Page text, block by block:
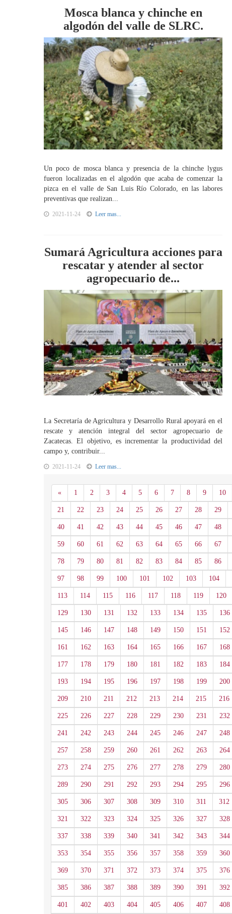
Mosca blanca y chinche en
algodón del valle de SLRC.
Un poco de mosca blanca y presencia de la chinche lygus
fueron localizadas en el algodón que acaba de comenzar la
pizca en el valle de San Luis Río Colorado, en las labores
preventivas que realizan...
2021-11-24 Leer mas...
Sumará Agricultura acciones para
rescatar y atender al sector
agropecuario de...
La Secretaría de Agricultura y Desarrollo Rural apoyará en el
rescate y atención integral del sector agropecuario de
Zacatecas. El objetivo, es incrementar la productividad del
campo y, contribuir...
2021-11-24 Leer mas...
«Anterior
1 2 3 4 5 6 7 8 9 10
21 22 23 24 25 26 27 28 29
40 41 42 43 44 45 46 47 48
59 60 61 62 63 64 65 66 67
78 79 80 81 82 83 84 85 86
97 98 99 100 101 102 103 104
113 114 115 116 117 118 119 120
129 130 131 132 133 134 135 136
145 146 147 148 149 150 151 152
161 162 163 164 165 166 167 168
177 178 179 180 181 182 183 184
193 194 195 196 197 198 199 200
209 210 211 212 213 214 215 216
225 226 227 228 229 230 231 232
241 242 243 244 245 246 247 248
257 258 259 260 261 262 263 264
273 274 275 276 277 278 279 280
289 290 291 292 293 294 295 296
305 306 307 308 309 310 311 312
321 322 323 324 325 326 327 328
337 338 339 340 341 342 343 344
353 354 355 356 357 358 359 360
369 370 371 372 373 374 375 376
385 386 387 388 389 390 391 392
401 402 403 404 405 406 407 408